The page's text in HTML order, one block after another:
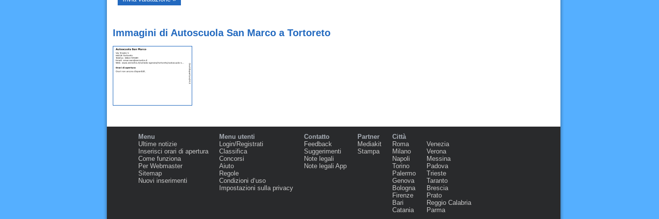
Immagini di Autoscuola San Marco a Tortoreto
Menu
Ultime notizie
Inserisci orari di apertura
Come funziona
Per Webmaster
Sitemap
Nuovi inserimenti
Menu utenti
Login/Registrati
Classifica
Concorsi
Aiuto
Regole
Condizioni d‘uso
Impostazioni sulla privacy
Contatto
Feedback
Suggerimenti
Note legali
Note legali App
Partner
Mediakit
Stampa
Città
Roma
Milano
Napoli
Torino
Palermo
Genova
Bologna
Firenze
Bari
Catania
Venezia
Verona
Messina
Padova
Trieste
Taranto
Brescia
Prato
Reggio Calabria
Parma